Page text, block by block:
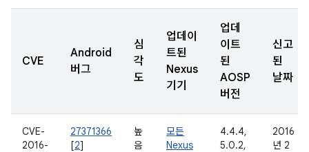
CVE
Android
버그
심
각
도
업데이
트된
Nexus
기기
업데
이트
된
AOSP
버전
신고
된
날짜
CVE-
2016-
27371366
[2]
높
음
모든
Nexus
4.4.4,
5.0.2,
2016
년 2